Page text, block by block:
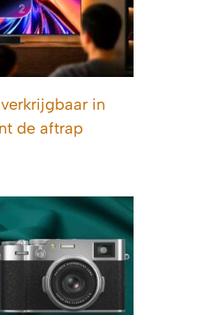
in
de aftrap